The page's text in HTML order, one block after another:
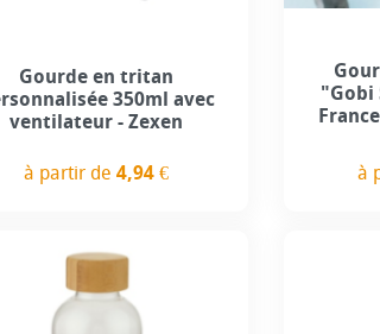
Gourde en tritan
350ml avec
ventilateur - Zexen
à partir de4,94 €
"Gobi
à